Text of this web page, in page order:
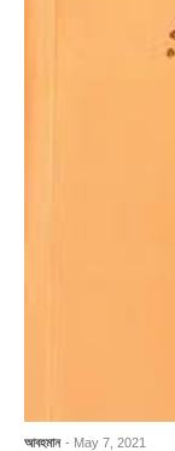
আবহমান - May 7, 2021